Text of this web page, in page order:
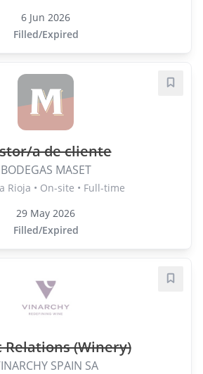
6 Jun 2026
Filled/Expired
a de cliente
BODEGAS MASET
Rioja • On-site • Full-time
29 May 2026
Filled/Expired
Save
Relations (Winery)
SPAIN SA
Save